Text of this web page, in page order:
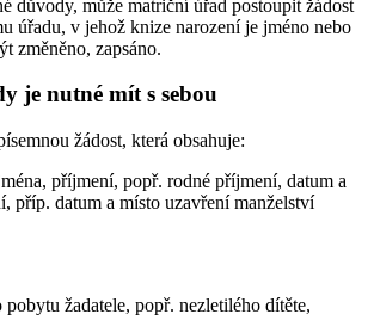
důvody, může matriční úřad postoupit žádost
úřadu, v jehož knize narození je jméno nebo
změněno, zapsáno.
je nutné mít s sebou
žádost, která obsahuje:
příjmení, popř. rodné příjmení, datum a
příp. datum a místo uzavření manželství
pobytu žadatele, popř. nezletilého dítěte,